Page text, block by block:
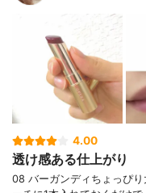
4.00
透け感ある仕上がり
08 バーガンディちょっぴ